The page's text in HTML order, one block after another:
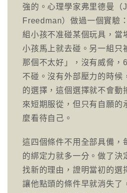
強的。心理學家弗里德曼（
Freedman）做過一個實驗
組小孩不准碰某個玩具，當
小孩馬上就去碰。另一組只
那個不太好」，沒有威脅，
不碰。沒有外部壓力的時候
的選擇，這個選擇就不會動
來短期服從，但只有自願的
麼看待自己。
這四個條件不用全部具備，
的綁定力就多一分。做了決
找新的理由，證明當初的選
讓他點頭的條件早就消失了